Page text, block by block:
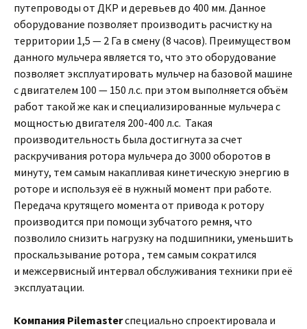
путепроводы от ДКР и деревьев до 400 мм. Данное
оборудование позволяет производить расчистку на
территории 1,5 — 2 Га в смену (8 часов). Преимуществом
данного мульчера является то, что это оборудование
позволяет эксплуатировать мульчер на базовой машине
с двигателем 100 — 150 л.с. при этом выполняется объём
работ такой же как и специализированные мульчера с
мощностью двигателя 200-400 л.с. Такая
производительность была достигнута за счет
раскручивания ротора мульчера до 3000 оборотов в
минуту, тем самым накапливая кинетическую энергию в
роторе и используя её в нужный момент при работе.
Передача крутящего момента от привода к ротору
производится при помощи зубчатого ремня, что
позволило снизить нагрузку на подшипники, уменьшить
проскальзывание ротора , тем самым сократился
и межсервисный интервал обслуживания техники при её
эксплуатации.
Компания Pilemasterспециально спроектировала и